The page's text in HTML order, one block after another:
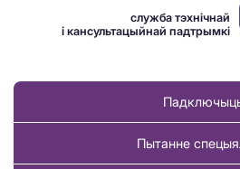
служба тэхнічнай
і кансультацыйнай падтрымкі
Пытанне